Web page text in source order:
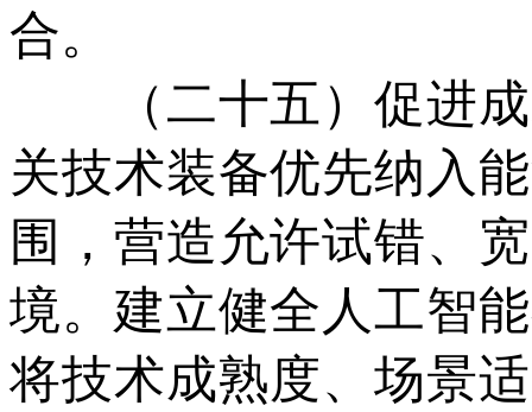
合。
（二十五）促进成
关技术装备优先纳入
围，营造允许试错、
境。建立健全人工智
将技术成熟度、场景